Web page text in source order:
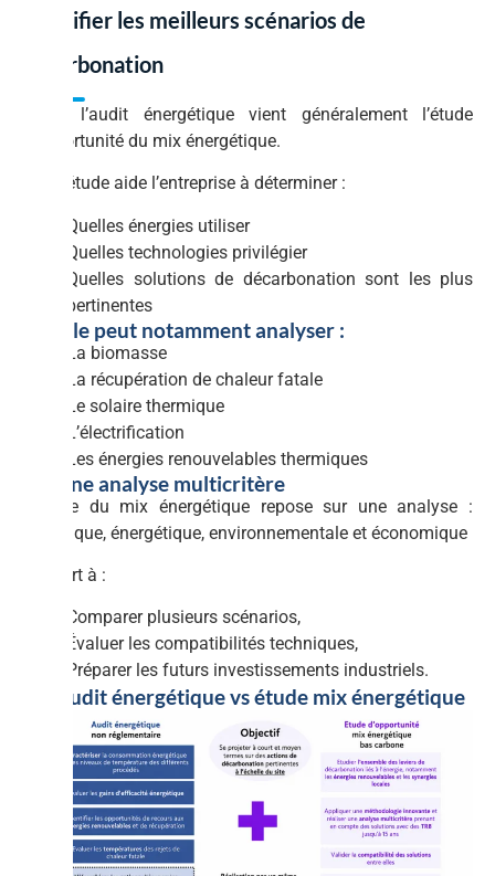
identifier les meilleurs scénarios de
décarbonation
Après l’audit énergétique vient généralement l’étude
d’opportunité du mix énergétique.
Cette étude aide l’entreprise à déterminer :
Quelles énergies utiliser
Quelles technologies privilégier
Quelles solutions de décarbonation sont les plus
pertinentes
4.1 Elle peut notamment analyser :
La biomasse
La récupération de chaleur fatale
Le solaire thermique
L’électrification
Les énergies renouvelables thermiques
4.2 Une analyse multicritère
L’étude du mix énergétique repose sur une analyse :
Technique, énergétique, environnementale et économique
Elle sert à :
Comparer plusieurs scénarios,
Évaluer les compatibilités techniques,
Préparer les futurs investissements industriels.
4.3 Audit énergétique vs étude mix énergétique